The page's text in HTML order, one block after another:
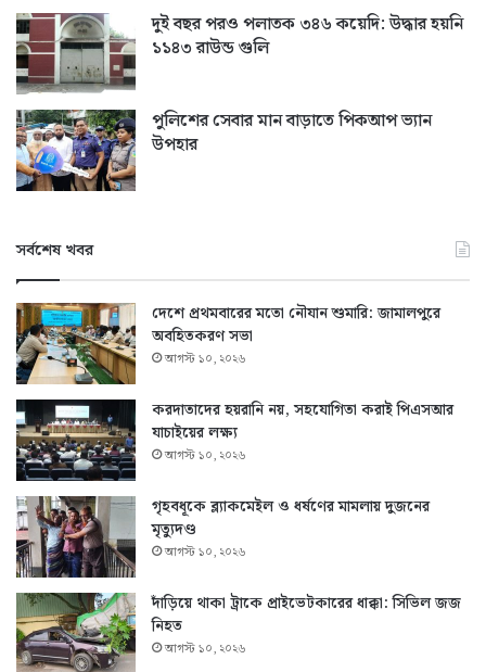
দুই বছর পরও পলাতক ৩৪৬ কয়েদি: উদ্ধার হয়নি
১১৪৩ রাউন্ড গুলি
পুলিশের সেবার মান বাড়াতে পিকআপ ভ্যান
উপহার
সর্বশেষ খবর
দেশে প্রথমবারের মতো নৌযান শুমারি: জামালপুরে
অবহিতকরণ সভা
আগস্ট ১০, ২০২৬
করদাতাদের হয়রানি নয়, সহযোগিতা করাই পিএসআর
যাচাইয়ের লক্ষ্য
আগস্ট ১০, ২০২৬
গৃহবধূকে ব্ল্যাকমেইল ও ধর্ষণের মামলায় দুজনের
মৃত্যুদণ্ড
আগস্ট ১০, ২০২৬
দাঁড়িয়ে থাকা ট্রাকে প্রাইভেটকারের ধাক্কা: সিভিল জজ
নিহত
আগস্ট ১০, ২০২৬